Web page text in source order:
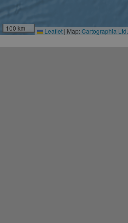
100 km Leaflet | Map:Cartographia Ltd.